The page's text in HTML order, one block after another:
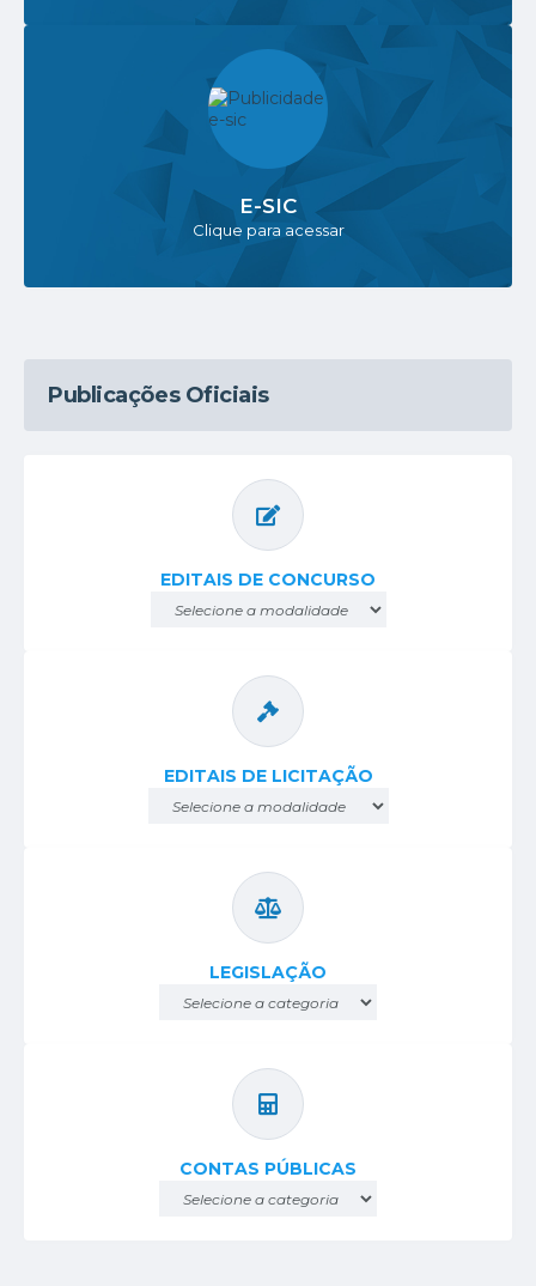
E-SIC
Clique para acessar
Publicações Oficiais
EDITAIS DE CONCURSO
EDITAIS DE LICITAÇÃO
LEGISLAÇÃO
CONTAS PÚBLICAS